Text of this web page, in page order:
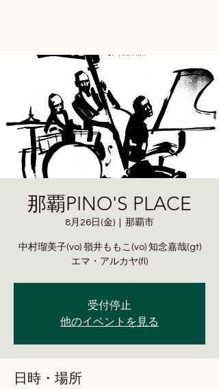
那覇PINO'S PLACE
8月26日(金) 那覇市
中村瑠美子(vo) 嶺井ももこ(vo) 知念嘉哉(gt)
エマ・アルカヤ(fl)
受付停止
他のイベントを見る
日時・場所